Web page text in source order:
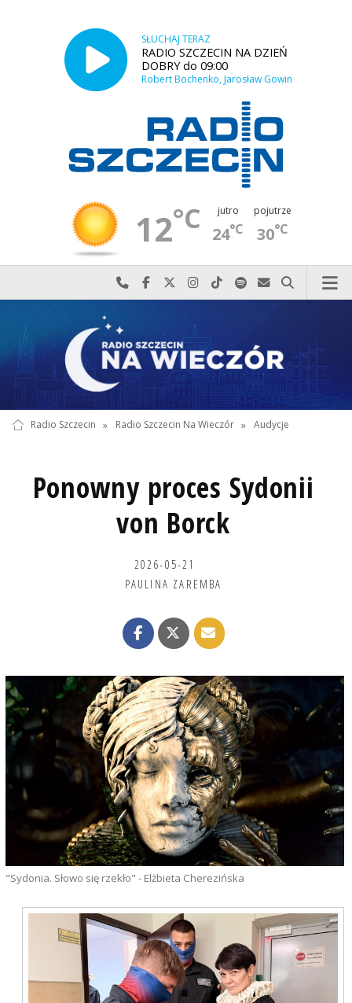
SŁUCHAJ TERAZ
RADIO SZCZECIN NA DZIEŃ
DOBRY do 09:00
Robert Bochenko, Jarosław Gowin
12°C jutro
24°C
pojutrze
30°C
Najlepiej po prostu do nas zadzwoń
Odwiedź nas na Facebook-u
Odwiedź nas na X
Odwiedź nas na Instagram-ie
Odwiedź nas na TikTok-u
Szukaj nas na Spotify
Wyślij do nas
Szukaj
Radio Szczecin » Radio Szczecin Na Wieczór » Audycje
Ponowny proces Sydonii
von Borck
2026-05-21
PAULINA ZAREMBA
"Sydonia. Słowo się rzekło" - Elżbieta Cherezińska